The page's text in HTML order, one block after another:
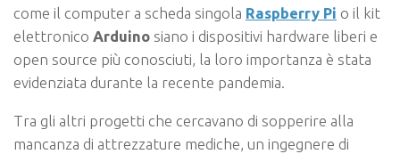
come il computer a scheda singola Raspberry Pi o il kit
elettronico Arduino siano i dispositivi hardware liberi e
open source più conosciuti, la loro importanza è stata
evidenziata durante la recente pandemia.
Tra gli altri progetti che cercavano di sopperire alla
mancanza di attrezzature mediche, un ingegnere di